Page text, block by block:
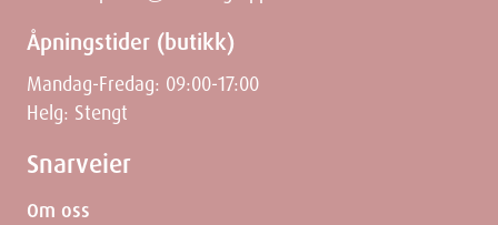
Åpningstider (butikk)
Mandag-Fredag: 09:00-17:00
Helg: Stengt
Snarveier
Om oss